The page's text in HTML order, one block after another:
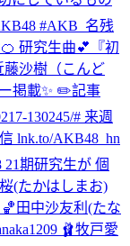
#AKB_名残
研究生曲💕『初
藤沙樹（こんど
掲載✨ ✏️記事
130245/# 来週
lnk.to/AKB48_hn
期研究生が 個
(たかはしまお)
🏀田中沙友利(たな
🩰牧戸愛